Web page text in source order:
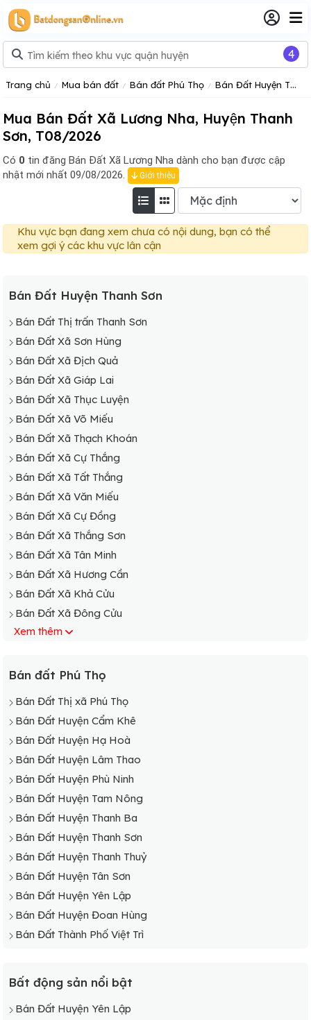
Trang chủ Mua bán đất Bán đất Phú Thọ Bán Đất Huyện Thanh Sơn
Mua Bán Đất Xã Lương Nha, Huyện Thanh
Sơn, T08/2026
Có 0 tin đăng Bán Đất Xã Lương Nha dành cho bạn được cập
nhật mới nhất 09/08/2026.
Giới thiệu
Khu vực bạn đang xem chưa có nội dung, bạn có thể
xem gợi ý các khu vực lân cận
Bán Đất Huyện Thanh Sơn
Bán Đất Thị trấn Thanh Sơn
Bán Đất Xã Sơn Hùng
Bán Đất Xã Địch Quả
Bán Đất Xã Giáp Lai
Bán Đất Xã Thục Luyện
Bán Đất Xã Võ Miếu
Bán Đất Xã Thạch Khoán
Bán Đất Xã Cự Thắng
Bán Đất Xã Tất Thắng
Bán Đất Xã Văn Miếu
Bán Đất Xã Cự Đồng
Bán Đất Xã Thắng Sơn
Bán Đất Xã Tân Minh
Bán Đất Xã Hương Cần
Bán Đất Xã Khả Cửu
Bán Đất Xã Đông Cửu
Bán Đất Xã Tân Lập
Bán Đất Xã Yên Lương
Bán Đất Xã Lương Nha
Bán Đất Xã Yên Sơn
Bán Đất Xã Tinh Nhuệ
Xem thêm
Bán đất Phú Thọ
Bán Đất Thị xã Phú Thọ
Bán Đất Huyện Cẩm Khê
Bán Đất Huyện Hạ Hoà
Bán Đất Huyện Lâm Thao
Bán Đất Huyện Phù Ninh
Bán Đất Huyện Tam Nông
Bán Đất Huyện Thanh Ba
Bán Đất Huyện Thanh Sơn
Bán Đất Huyện Thanh Thuỷ
Bán Đất Huyện Tân Sơn
Bán Đất Huyện Yên Lập
Bán Đất Huyện Đoan Hùng
Bán Đất Thành Phố Việt Trì
Bất động sản nổi bật
Bán Đất Huyện Yên Lập
4